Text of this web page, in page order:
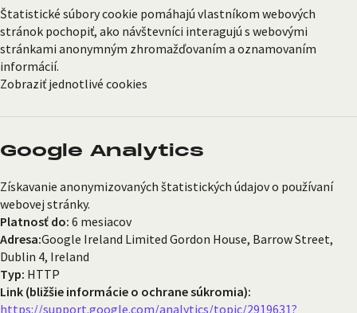
Štatistické súbory cookie pomáhajú vlastníkom webových
stránok pochopiť, ako návštevníci interagujú s webovými
stránkami anonymným zhromažďovaním a oznamovaním
informácií.
Zobraziť jednotlivé cookies
Google Analytics
Získavanie anonymizovaných štatistických údajov o používaní
webovej stránky.
Platnosť do: 6 mesiacov
Adresa:Google Ireland Limited Gordon House, Barrow Street,
Dublin 4, Ireland
Typ: HTTP
Link (bližšie informácie o ochrane súkromia):
https://support.google.com/analytics/topic/2919631?